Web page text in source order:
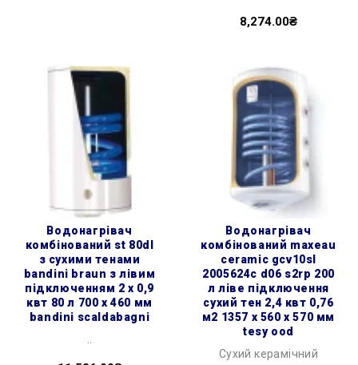
8,274.00₴
водонагрівач
комбінований st 80dl
з сухими тенами
bandini braun з лівим
підключенням 2 х 0,9
квт 80 л 700 x 460 мм
bandini scaldabagni
водонагрівач
комбінований maxeau
ceramic gcv10sl
2005624c d06 s2rp 200
л ліве підключення
сухий тен 2,4 квт 0,76
м2 1357 x 560 x 570 мм
tesy ood
Сухий керамічний